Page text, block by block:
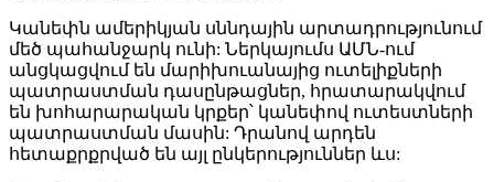
Կանեփն ամերիկյան սննդային արտադրությունում
մեծ պահանջարկ ունի: Ներկայումս ԱՄՆ-ում
անցկացվում են մարիխուանայից ուտելիքների
պատրաստման դասընթացներ, հրատարակվում
են խոհարարական կրքեր՝ կանեփով ուտեստների
պատրաստման մասին: Դրանով արդեն
հետաքրքրված են այլ ընկերություններ ևս: